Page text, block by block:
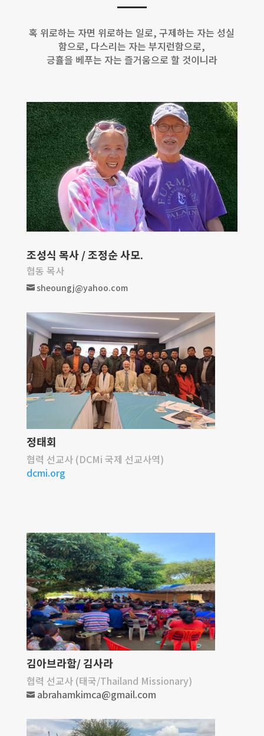
혹 위로하는 자면 위로하는 일로, 구제하는 자는 성실
함으로, 다스리는 자는 부지런함으로,
긍휼을 베푸는 자는 즐거움으로 할 것이니라
조성식 목사 / 조정순 사모.
협동 목사
sheoungj@yahoo.com
정태회
협력 선교사 (DCMi 국제 선교사역)
dcmi.org
김아브라함/ 김사라
협력 선교사 (태국/Thailand Missionary)
abrahamkimca@gmail.com